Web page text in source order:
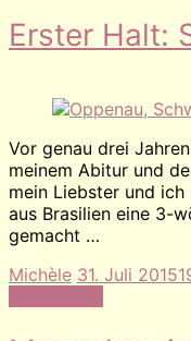
Erster Halt:
Vor genau drei
meinem Abitur und
mein Liebster und
aus Brasilien eine 3-
gemacht …
Michèle 31. Juli 2015